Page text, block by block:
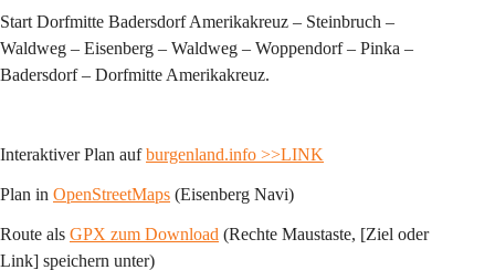
Start Dorfmitte Badersdorf Amerikakreuz – Steinbruch –
Waldweg – Eisenberg – Waldweg – Woppendorf – Pinka –
Badersdorf – Dorfmitte Amerikakreuz.
Interaktiver Plan auf burgenland.info >>LINK
Plan in OpenStreetMaps (Eisenberg Navi)
Route als GPX zum Download (Rechte Maustaste, [Ziel oder
Link] speichern unter)